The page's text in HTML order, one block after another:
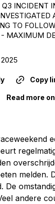
INCIDENT
TO
- MAXIMUM
Copy
Read more
melden.
De
andere